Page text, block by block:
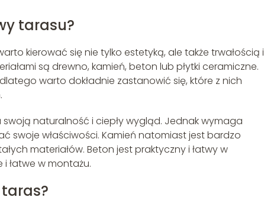
tarasu?
kierować się nie tylko estetyką, ale także trwałością i
są drewno, kamień, beton lub płytki ceramiczne.
warto dokładnie zastanowić się, które z nich
naturalność i ciepły wygląd. Jednak wymaga
swoje właściwości. Kamień natomiast jest bardzo
materiałów. Beton jest praktyczny i łatwy w
łatwe w montażu.